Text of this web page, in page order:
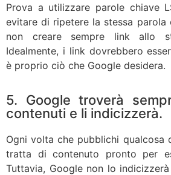
Prova a utilizzare parole chiave
evitare di ripetere la stessa parola
non creare sempre link allo
Idealmente, i link dovrebbero
è proprio ciò che Google desidera.
5. Google troverà
contenuti e li indicizzerà.
Ogni volta che pubblichi qualcosa
tratta di contenuto pronto per
Tuttavia, Google non lo indicizzerà